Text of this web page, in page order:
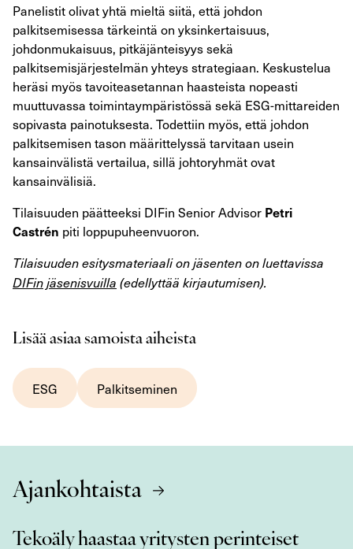
Panelistit olivat yhtä mieltä siitä, että johdon
palkitsemisessa tärkeintä on yksinkertaisuus,
johdonmukaisuus, pitkäjänteisyys sekä
palkitsemisjärjestelmän yhteys strategiaan. Keskustelua
heräsi myös tavoiteasetannan haasteista nopeasti
muuttuvassa toimintaympäristössä sekä ESG-mittareiden
sopivasta painotuksesta. Todettiin myös, että johdon
palkitsemisen tason määrittelyssä tarvitaan usein
kansainvälistä vertailua, sillä johtoryhmät ovat
kansainvälisiä.
Tilaisuuden päätteeksi DIFin Senior Advisor Petri
Castrén piti loppupuheenvuoron.
Tilaisuuden esitysmateriaali on jäsenten on luettavissa
DIFin jäsenisvuilla (edellyttää kirjautumisen).
Lisää asiaa samoista aiheista
ESG Palkitseminen
Ajankohtaista
Tekoäly haastaa yritysten perinteiset